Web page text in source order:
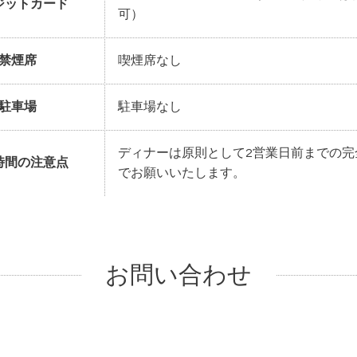
ットカード
可）
煙席 喫煙席なし
車場 駐車場なし
間の注意点
ディナーは原則として2営業日前までの
でお願いいたします。
お問い合わせ